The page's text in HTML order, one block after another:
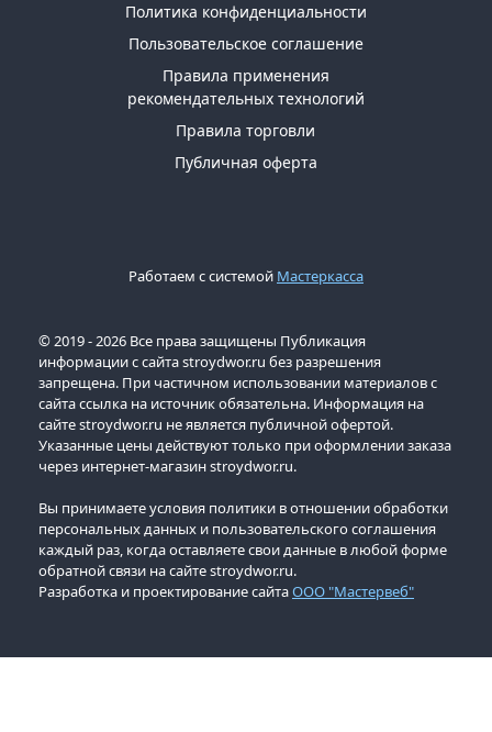
Политика конфиденциальности
Пользовательское соглашение
Правила применения
рекомендательных технологий
Правила торговли
Публичная оферта
Работаем с системой Мастеркасса
© 2019 - 2026 Все права защищены Публикация
информации с сайта stroydwor.ru без разрешения
запрещена. При частичном использовании материалов с
сайта ссылка на источник обязательна. Информация на
сайте stroydwor.ru не является публичной офертой.
Указанные цены действуют только при оформлении заказа
через интернет-магазин stroydwor.ru.
Вы принимаете условия политики в отношении обработки
персональных данных и пользовательского соглашения
каждый раз, когда оставляете свои данные в любой форме
обратной связи на сайте stroydwor.ru.
Разработка и проектирование сайтаООО "Мастервеб"